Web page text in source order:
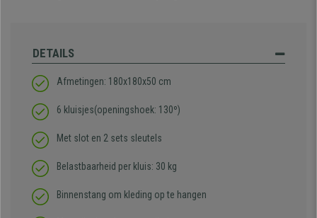
DETAILS
Afmetingen: 180x180x50 cm
6 kluisjes(openingshoek: 130º)
Met slot en 2 sets sleutels
Belastbaarheid per kluis: 30 kg
Binnenstang om kleding op te hangen